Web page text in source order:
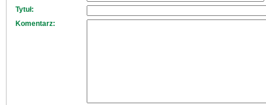
Tytuł:
Komentarz: